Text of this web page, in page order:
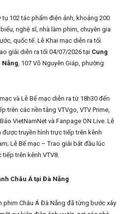
tụ 102 tác phẩm điện ảnh, khoảng 200
nghệ sĩ, nhà làm phim, chuyên gia
quốc tế. Lễ Khai mạc diễn ra tối
giải diễn ra tối 04/07/2026 tại Cung
Nẵng, 107 Võ Nguyên Giáp, phường
và Lễ Bế mạc diễn ra từ 18h30 đến
trên các nền tảng VTVgo, VTV Prime,
VietNamNet và Fanpage ON Live. Lễ
truyền hình trực tiếp trên kênh
Lễ Bế mạc – Trao giải bắt đầu lúc
tiếp trên kênh VTV8.
Châu Á tại Đà Nẵng
phim Châu Á Đà Nẵng đã từng bước xây